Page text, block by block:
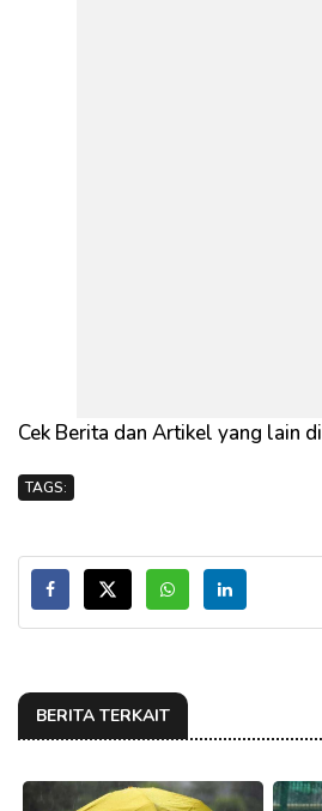
Cek Berita dan Artikel yang lain di
TAGS:
BERITA TERKAIT